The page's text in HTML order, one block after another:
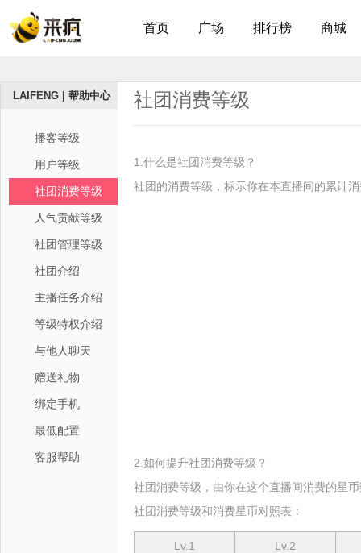
首页 广场 排行榜 商城
LAIFENG | 帮助中心
播客等级
用户等级
社团消费等级
人气贡献等级
社团管理等级
社团介绍
主播任务介绍
等级特权介绍
与他人聊天
赠送礼物
绑定手机
最低配置
客服帮助
社团消费等级
1.什么是社团消费等级？
社团的消费等级，标示你在本直播间的累计
2.如何提升社团消费等级？
社团消费等级，由你在这个直播间消费的星
社团消费等级和消费星币对照表：
Lv.1 Lv.2